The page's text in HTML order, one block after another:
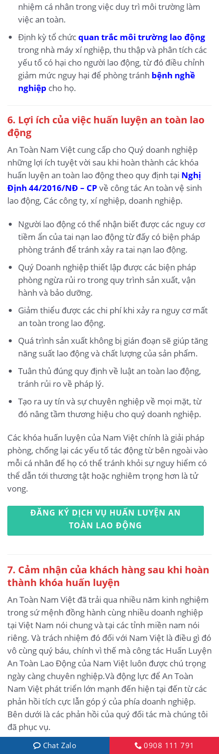
nhiệm cá nhân trong việc duy trì môi trường làm
việc an toàn.
Định kỳ tổ chứcquan trắc môi trường lao động
trong nhà máy xí nghiệp, thu thập và phân tích các
yếu tố có hại cho người lao động, từ đó điều chỉnh
giảm mức nguy hại để phòng tránh bệnh nghề
nghiệp cho họ.
6. Lợi ích của việc huấn luyện an toàn lao
động
An Toàn Nam Việt cung cấp cho Quý doanh nghiệp
những lợi ích tuyệt vời sau khi hoàn thành các khóa
huấn luyện an toàn lao động theo quy định tại Nghị
Định 44/2016/NĐ – CP về công tác An toàn vệ sinh
lao động, Các công ty, xí nghiệp, doanh nghiệp.
Người lao động có thể nhận biết được các nguy cơ
tiềm ẩn của tai nạn lao động từ đấy có biện pháp
phòng tránh để tránh xảy ra tai nạn lao động.
Quý Doanh nghiệp thiết lập được các biện pháp
phòng ngừa rủi ro trong quy trình sản xuất, vận
hành và bảo dưỡng.
Giảm thiểu được các chi phí khi xảy ra nguy cơ mất
an toàn trong lao động.
Quá trình sản xuất không bị gián đoạn sẽ giúp tăng
năng suất lao động và chất lượng của sản phẩm.
Tuân thủ đúng quy định về luật an toàn lao động,
tránh rủi ro về pháp lý.
Tạo ra uy tín và sự chuyên nghiệp về mọi mặt, từ
đó nâng tầm thương hiệu cho quý doanh nghiệp.
Các khóa huấn luyện của Nam Việt chính là giải pháp
phòng, chống lại các yếu tố tác động từ bên ngoài vào
mỗi cá nhân để họ có thể tránh khỏi sự nguy hiểm có
thể dẫn tới thương tật hoặc nghiêm trọng hơn là tử
vong.
ĐĂNG KÝ DỊCH VỤ HUẤN LUYỆN AN
TOÀN LAO ĐỘNG
7. Cảm nhận của khách hàng sau khi hoàn
thành khóa huấn luyện
An Toàn Nam Việt đã trải qua nhiều năm kinh nghiệm
trong sứ mệnh đồng hành cùng nhiều doanh nghiệp
tại Việt Nam nói chung và tại các tỉnh miền nam nói
riêng. Và trách nhiệm đó đối với Nam Việt là điều gì đó
vô cùng quý báu, chính vì thế mà công tác Huấn Luyện
An Toàn Lao Động của Nam Việt luôn được chú trọng
ngày càng chuyên nghiệp.Và động lực để An Toàn
Nam Việt phát triển lớn mạnh đến hiện tại đến từ các
phản hồi tích cực lẫn góp ý của phía doanh nghiệp.
Bên dưới là các phản hồi của quý đối tác mà chúng tôi
đã phục vụ.
Chat Zalo 0908 111 791